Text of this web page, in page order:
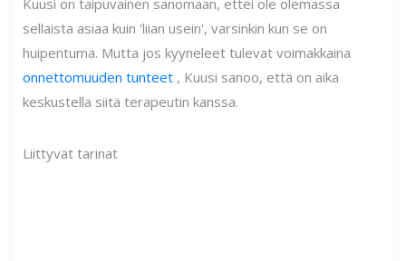
sellaista asiaa kuin 'liian usein', varsinkin kun se on
huipentuma. Mutta jos kyyneleet tulevat voimakkaina
onnettomuuden tunteet , Kuusi sanoo, että on aika
keskustella siitä terapeutin kanssa.
Liittyvät tarinat